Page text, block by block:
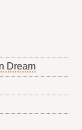
Dream